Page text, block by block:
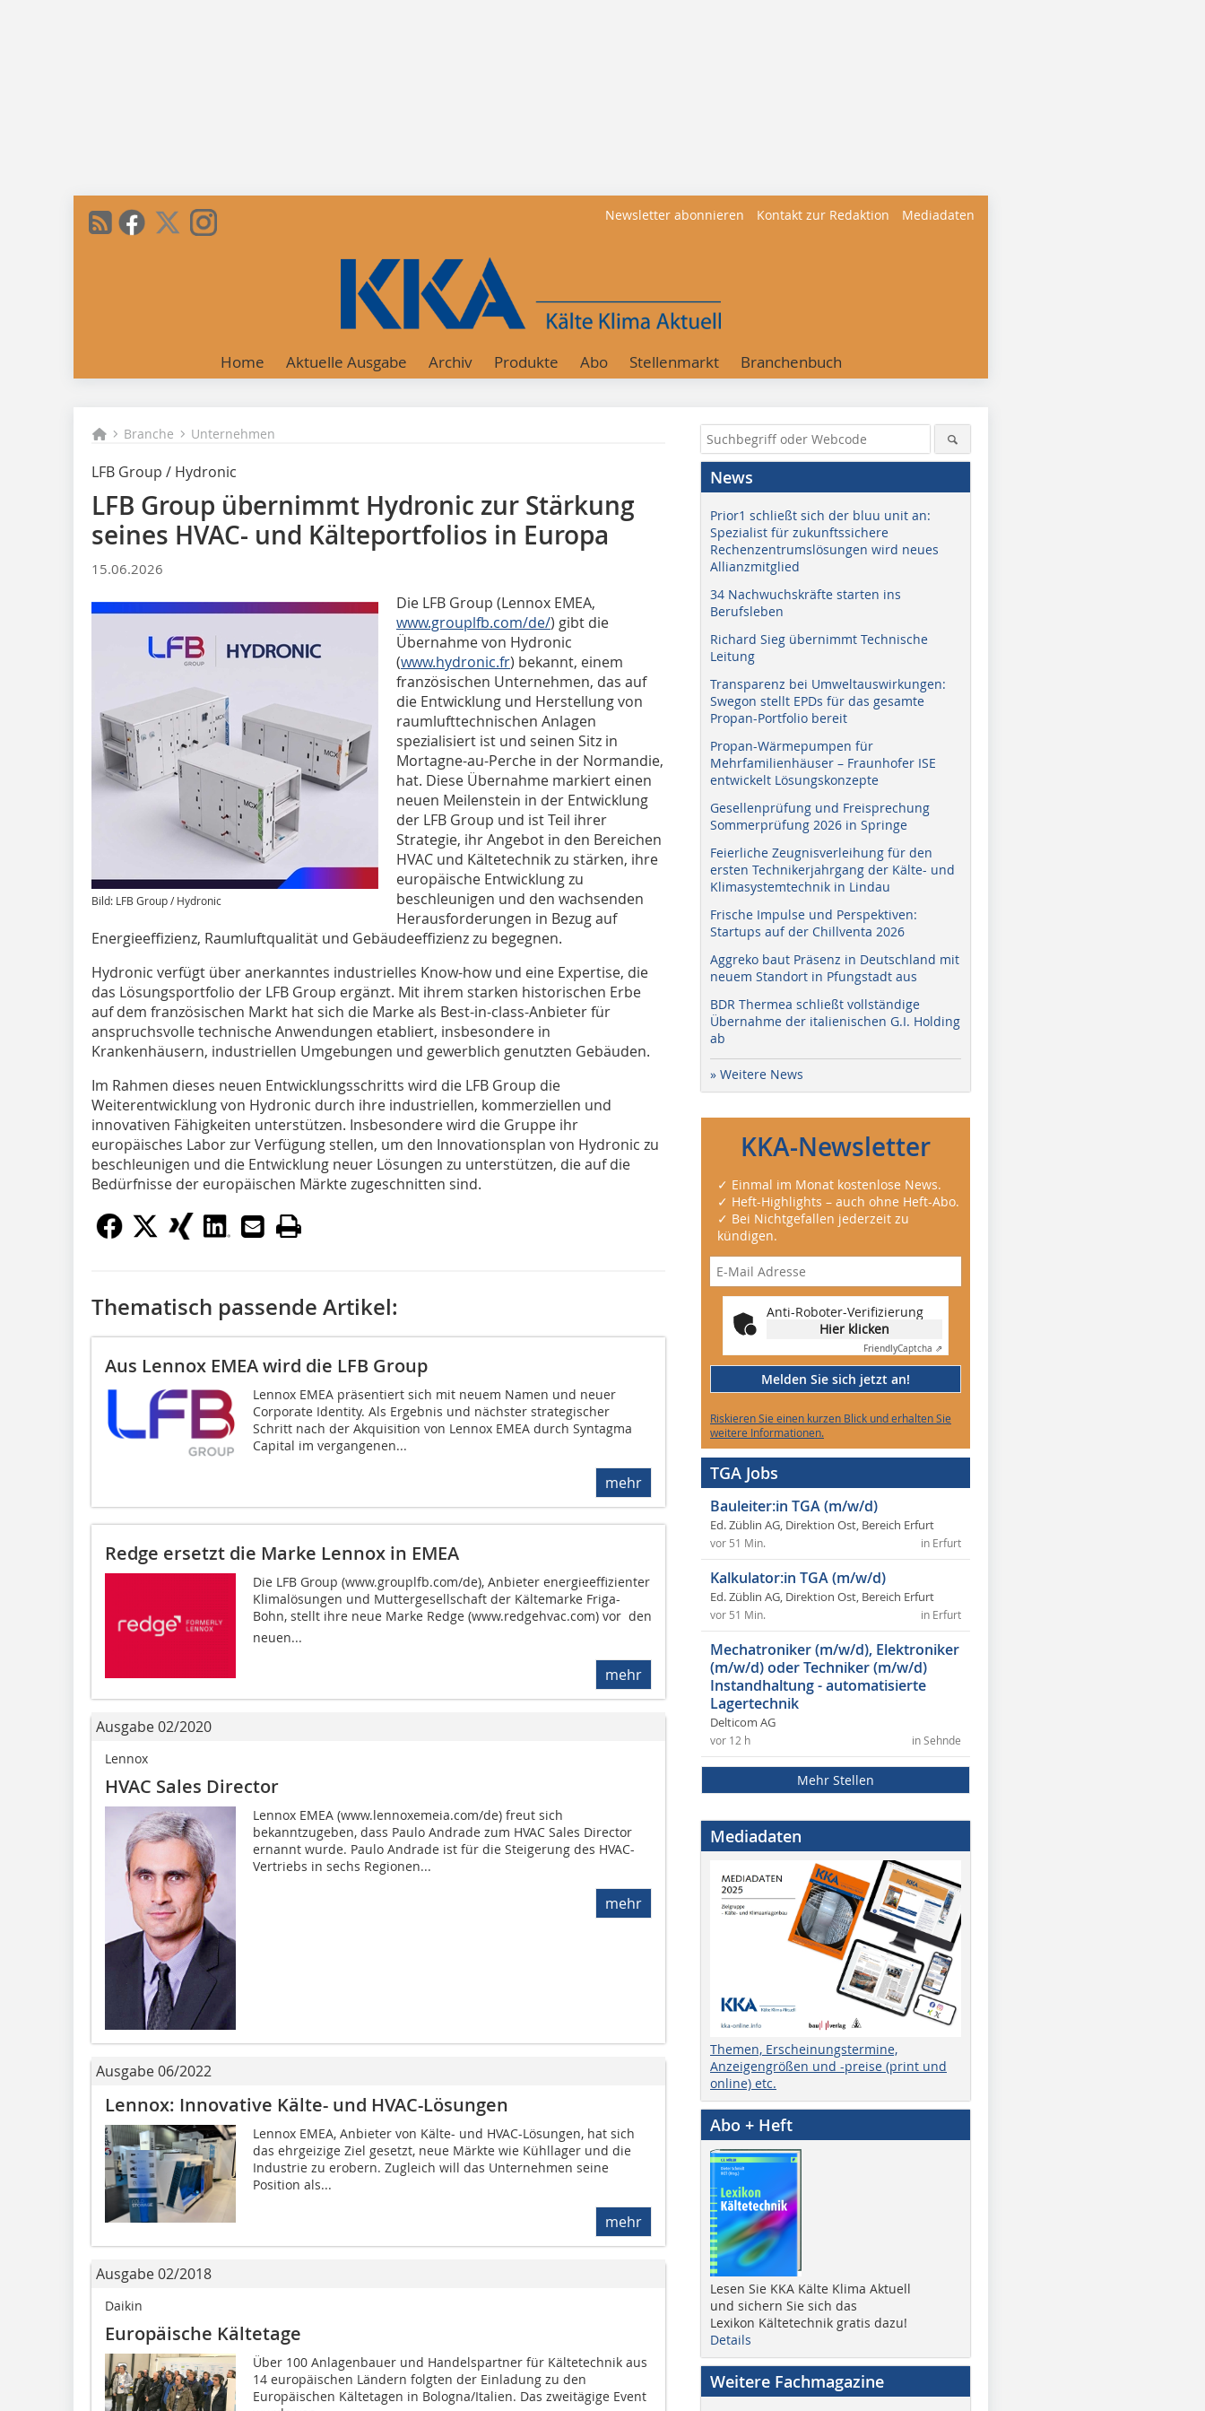
Newsletter abonnieren Kontakt zur Redaktion Mediadaten
Home Aktuelle Ausgabe Archiv Produkte Abo Stellenmarkt Branchenbuch
Branche Unternehmen
LFB Group / Hydronic
LFB Group übernimmt Hydronic zur Stärkung
seines HVAC- und Kälteportfolios in Europa
15.06.2026
Bild: LFB Group / Hydronic
Die LFB Group (Lennox EMEA,
www.grouplfb.com/de/) gibt die
Übernahme von Hydronic
(www.hydronic.fr) bekannt, einem
französischen Unternehmen, das auf
die Entwicklung und Herstellung von
raumlufttechnischen Anlagen
spezialisiert ist und seinen Sitz in
Mortagne-au-Perche in der Normandie,
hat. Diese Übernahme markiert einen
neuen Meilenstein in der Entwicklung
der LFB Group und ist Teil ihrer
Strategie, ihr Angebot in den Bereichen
HVAC und Kältetechnik zu stärken, ihre
europäische Entwicklung zu
beschleunigen und den wachsenden
Herausforderungen in Bezug auf
Energieeffizienz, Raumluftqualität und Gebäudeeffizienz zu begegnen.
Hydronic verfügt über anerkanntes industrielles Know-how und eine Expertise, die
das Lösungsportfolio der LFB Group ergänzt. Mit ihrem starken historischen Erbe
auf dem französischen Markt hat sich die Marke als Best-in-class-Anbieter für
anspruchsvolle technische Anwendungen etabliert, insbesondere in
Krankenhäusern, industriellen Umgebungen und gewerblich genutzten Gebäuden.
Im Rahmen dieses neuen Entwicklungsschritts wird die LFB Group die
Weiterentwicklung von Hydronic durch ihre industriellen, kommerziellen und
innovativen Fähigkeiten unterstützen. Insbesondere wird die Gruppe ihr
europäisches Labor zur Verfügung stellen, um den Innovationsplan von Hydronic zu
beschleunigen und die Entwicklung neuer Lösungen zu unterstützen, die auf die
Bedürfnisse der europäischen Märkte zugeschnitten sind.
Thematisch passende Artikel:
Aus Lennox EMEA wird die LFB Group
Lennox EMEA präsentiert sich mit neuem Namen und neuer
Corporate Identity. Als Ergebnis und nächster strategischer
Schritt nach der Akquisition von Lennox EMEA durch Syntagma
Capital im vergangenen...
mehr
Redge ersetzt die Marke Lennox in EMEA
Die LFB Group (www.grouplfb.com/de), Anbieter energieeffizienter
Klimalösungen und Muttergesellschaft der Kältemarke Friga-
Bohn, stellt ihre neue Marke Redge (www.redgehvac.com) vor  den
neuen...
mehr
Ausgabe 02/2020
Lennox
HVAC Sales Director
Lennox EMEA (www.lennoxemeia.com/de) freut sich
bekanntzugeben, dass Paulo Andrade zum HVAC Sales Director
ernannt wurde. Paulo Andrade ist für die Steigerung des HVAC-
Vertriebs in sechs Regionen...
mehr
Ausgabe 06/2022
Lennox: Innovative Kälte- und HVAC-Lösungen
Lennox EMEA, Anbieter von Kälte- und HVAC-Lösungen, hat sich
das ehrgeizige Ziel gesetzt, neue Märkte wie Kühllager und die
Industrie zu erobern. Zugleich will das Unternehmen seine
Position als...
mehr
Ausgabe 02/2018
Daikin
Europäische Kältetage
Über 100 Anlagenbauer und Handelspartner für Kältetechnik aus
14 europäischen Ländern folgten der Einladung zu den
Europäischen Kältetagen in Bologna/Italien. Das zweitägige Event
News
Prior1 schließt sich der bluu unit an:
Spezialist für zukunftssichere
Rechenzentrumslösungen wird neues
Allianzmitglied
34 Nachwuchskräfte starten ins
Berufsleben
Richard Sieg übernimmt Technische
Leitung
Transparenz bei Umweltauswirkungen:
Swegon stellt EPDs für das gesamte
Propan-Portfolio bereit
Propan-Wärmepumpen für
Mehrfamilienhäuser – Fraunhofer ISE
entwickelt Lösungskonzepte
Gesellenprüfung und Freisprechung
Sommerprüfung 2026 in Springe
Feierliche Zeugnisverleihung für den
ersten Technikerjahrgang der Kälte- und
Klimasystemtechnik in Lindau
Frische Impulse und Perspektiven:
Startups auf der Chillventa 2026
Aggreko baut Präsenz in Deutschland mit
neuem Standort in Pfungstadt aus
BDR Thermea schließt vollständige
Übernahme der italienischen G.I. Holding
ab
» Weitere News
KKA-Newsletter
✓ Einmal im Monat kostenlose News.
✓ Heft-Highlights – auch ohne Heft-Abo.
✓ Bei Nichtgefallen jederzeit zu
kündigen.
Anti-Roboter-Verifizierung
Hier klicken
FriendlyCaptcha ⇗
Melden Sie sich jetzt an!
Riskieren Sie einen kurzen Blick und erhalten Sie
weitere Informationen.
TGA Jobs
Bauleiter:in TGA (m/w/d)
Ed. Züblin AG, Direktion Ost, Bereich Erfurt
in Erfurt
vor 51 Min.
Kalkulator:in TGA (m/w/d)
Ed. Züblin AG, Direktion Ost, Bereich Erfurt
in Erfurt
vor 51 Min.
Mechatroniker (m/w/d), Elektroniker
(m/w/d) oder Techniker (m/w/d)
Instandhaltung - automatisierte
Lagertechnik
Delticom AG
in Sehnde
vor 12 h
Mehr Stellen
Mediadaten
Themen, Erscheinungstermine,
Anzeigengrößen und -preise (print und
online) etc.
Abo + Heft
Lesen Sie KKA Kälte Klima Aktuell
und sichern Sie sich das
Lexikon Kältetechnik gratis dazu!
Details
Weitere Fachmagazine